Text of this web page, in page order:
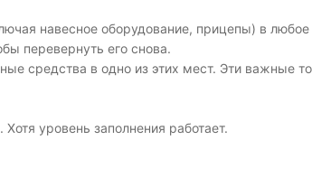
навесное оборудование, прицепы) в
перевернуть его снова.
средства в одно из этих мест. Эти важные
уровень заполнения работает.